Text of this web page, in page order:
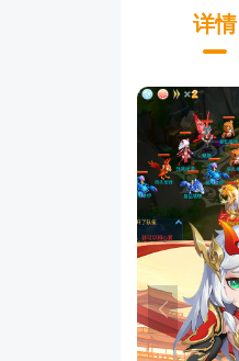
详情